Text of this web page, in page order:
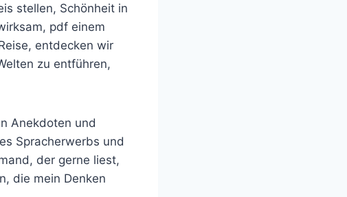
stellen, Schönheit in
pdf einem
entdecken wir
zu entführen,
Anekdoten und
Spracherwerbs und
der gerne liest,
die mein Denken